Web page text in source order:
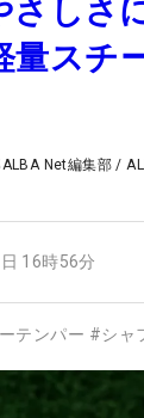
さしさ
量スチ
ALBA Net編集部 /
16時56分
テンパー #シャ